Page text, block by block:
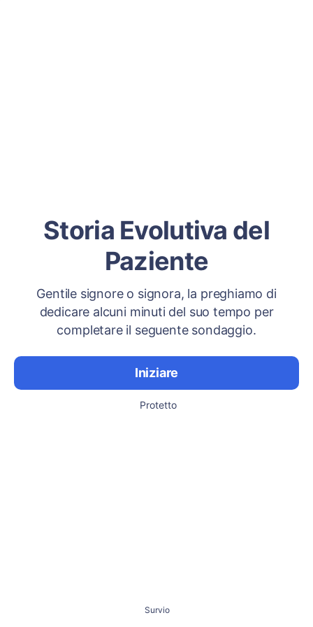
Storia Evolutiva del
Paziente
Gentile signore o signora, la preghiamo di
dedicare alcuni minuti del suo tempo per
completare il seguente sondaggio.
Iniziare
Protetto
Survio